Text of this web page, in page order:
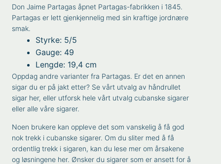
Don Jaime Partagas åpnet Partagas-fabrikken i 1845.
Partagas er lett gjenkjennelig med sin kraftige jordnære
smak.
Styrke: 5/5
Gauge: 49
Lengde: 19,4 cm
Oppdag andre varianter fra Partagas. Er det en annen
sigar du er på jakt etter? Se vårt utvalg av håndrullet
sigar her, eller utforsk hele vårt utvalgcubanske sigarer
eller alle våre sigarer.
Noen brukere kan oppleve det som vanskelig å få god
nok trekk i cubanske sigarer. Om du sliter med å få
ordentlig trekk i sigaren, kan du lese mer omårsakene
og løsningene her. Ønsker du sigarer som er ansett for å